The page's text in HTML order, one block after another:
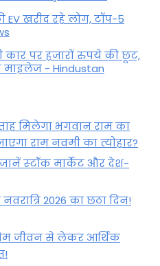
खरीद रहे लोग, टॉप-5
पर हजारों रुपये की छूट,
माइलेज - Hindustan
मिलेगा भगवान राम का
राम नवमी का त्योहार?
स्‍टॉक मार्केट और देश-
2026 का छठा दिन!
जीवन से लेकर आर्थिक